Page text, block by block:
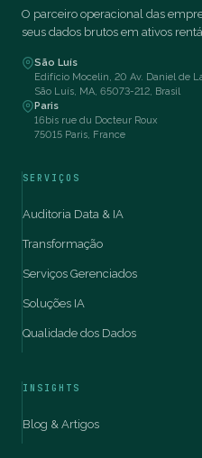
O parceiro operacional das
seus dados brutos em ativos
São Luís
Edifício Mocelin, 20 Av. Daniel de
São Luís, MA, 65073-212, Brasil
Paris
16bis rue du Docteur Roux
75015 Paris, France
SERVIÇOS
Auditoria Data & IA
Transformação
Serviços Gerenciados
Soluções IA
Qualidade dos Dados
INSIGHTS
Blog & Artigos